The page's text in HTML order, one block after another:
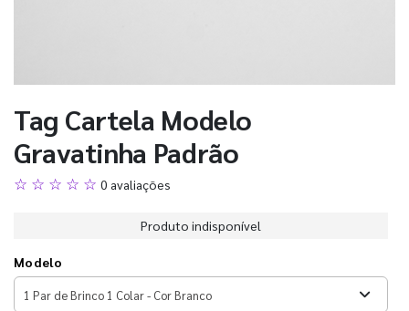
Tag Cartela Modelo
Gravatinha Padrão
☆ ☆ ☆ ☆ ☆ 0 avaliações
Produto indisponível
Modelo